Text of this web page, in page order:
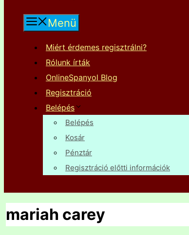
Menü
Miért érdemes regisztrálni?
Rólunk írták
OnlineSpanyol Blog
Regisztráció
Belépés
Belépés
Kosár
Pénztár
Regisztráció előtti információk
mariah carey